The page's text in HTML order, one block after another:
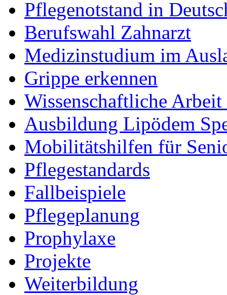
Pflegenotstand in
Berufswahl Zahnarzt
Medizinstudium im
Grippe erkennen
Wissenschaftliche
Ausbildung Lipödem
Mobilitätshilfen für
Pflegestandards
Fallbeispiele
Pflegeplanung
Prophylaxe
Projekte
Weiterbildung